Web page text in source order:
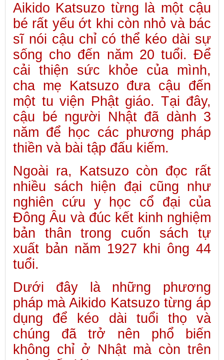
Aikido Katsuzo từng là một cậu
bé rất yếu ớt khi còn nhỏ và bác
sĩ nói cậu chỉ có thể kéo dài sự
sống cho đến năm 20 tuổi. Để
cải thiện sức khỏe của mình,
cha mẹ Katsuzo đưa cậu đến
một tu viện Phật giáo. Tại đây,
cậu bé người Nhật đã dành 3
năm để học các phương pháp
thiền và bài tập đấu kiếm.
Ngoài ra, Katsuzo còn đọc rất
nhiều sách hiện đại cũng như
nghiên cứu y học cổ đại của
Đông Âu và đúc kết kinh nghiệm
bản thân trong cuốn sách tự
xuất bản năm 1927 khi ông 44
tuổi.
Dưới đây là những phương
pháp mà Aikido Katsuzo từng áp
dụng để kéo dài tuổi thọ và
chúng đã trở nên phổ biến
không chỉ ở Nhật mà còn trên